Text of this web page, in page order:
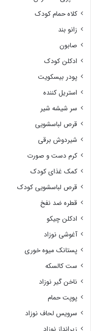
کلاه حمام کودک
زانو بند
صابون
ادکلن کودک
پودر بیسکویت
استریل کننده
سر شیشه شیر
قرص لباسشویی
شیردوش برقی
کرم دست و صورت
کمک غذای کودک
قرص لباسشویی کودک
قطره ضد نفخ
ادکلن چیکو
آغوشی نوزاد
پستانک میوه خوری
ست کالسکه
ناخن گیر نوزاد
پوپت حمام
سرویس لحاف نوزاد